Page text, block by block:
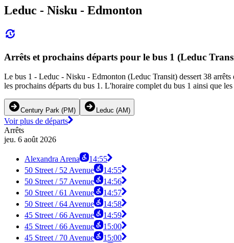
Leduc - Nisku - Edmonton
Arrêts et prochains départs pour le bus 1 (Leduc
Le bus 1 - Leduc - Nisku - Edmonton (Leduc Transit) dessert 38
les prochains départs du bus 1. L'horaire complet du bus 1 ainsi que
Century Park (PM) Leduc (AM)
Voir plus de départs
Arrêts
jeu. 6 août 2026
Alexandra Arena
14:55
50 Street / 52 Avenue
14:55
50 Street / 57 Avenue
14:56
50 Street / 61 Avenue
14:57
50 Street / 64 Avenue
14:58
45 Street / 66 Avenue
14:59
45 Street / 66 Avenue
15:00
45 Street / 70 Avenue
15:00